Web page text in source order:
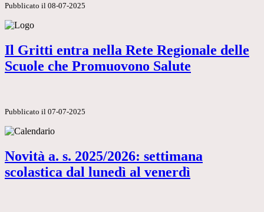
Pubblicato il 08-07-2025
Il Gritti entra nella Rete Regionale delle
Scuole che Promuovono Salute
Pubblicato il 07-07-2025
Novità a. s. 2025/2026: settimana
scolastica dal lunedì al venerdì